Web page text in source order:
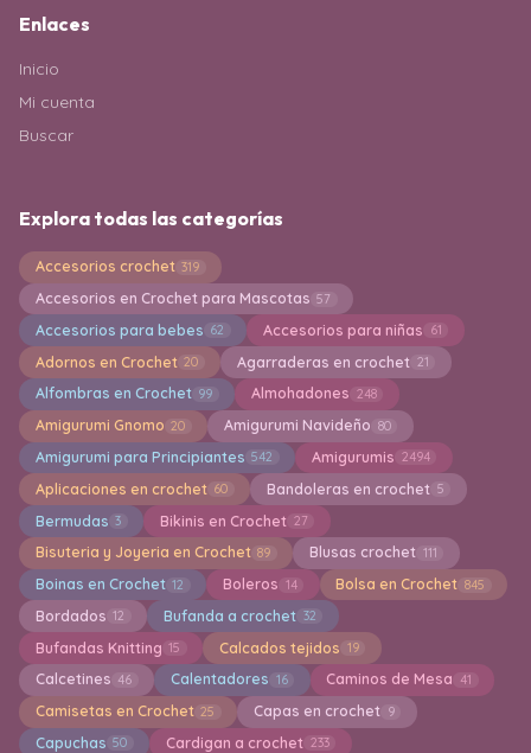
Enlaces
Inicio
Mi cuenta
Buscar
Explora todas las categorías
Accesorios crochet 319
Accesorios en Crochet para Mascotas 57
Accesorios para bebes 62 Accesorios para niñas 61
Adornos en Crochet 20 Agarraderas en crochet 21
Alfombras en Crochet 99 Almohadones 248
Amigurumi Gnomo 20 Amigurumi Navideño 80
Amigurumi para Principiantes 542 Amigurumis 2494
Aplicaciones en crochet 60 Bandoleras en crochet 5
Bermudas 3 Bikinis en Crochet 27
Bisuteria y Joyeria en Crochet 89 Blusas crochet 111
Boinas en Crochet 12 Boleros 14 Bolsa en Crochet 845
Bordados 12 Bufanda a crochet 32
Bufandas Knitting 15 Calcados tejidos 19
Calcetines 46 Calentadores 16 Caminos de Mesa 41
Camisetas en Crochet 25 Capas en crochet 9
Capuchas 50 Cardigan a crochet 233